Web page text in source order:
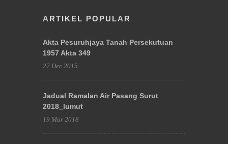
ARTIKEL POPULAR
Akta Pesuruhjaya Tanah Persekutuan
1957 Akta 349
27 Dec 2015
Jadual Ramalan Air Pasang Surut
2018_lumut
19 Mar 2018